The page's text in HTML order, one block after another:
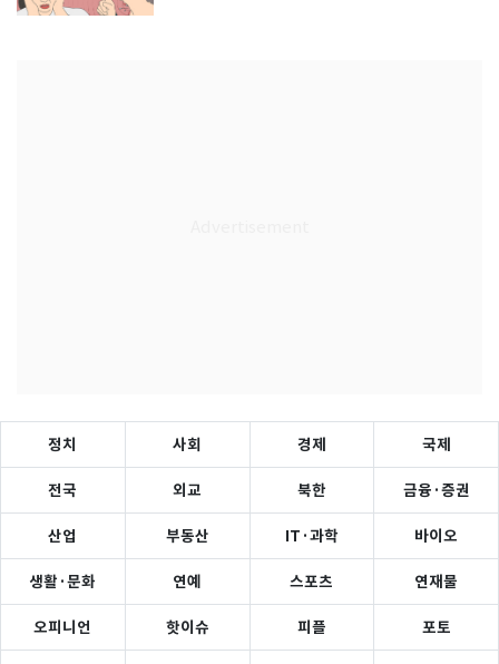
정치 사회 경제 국제
전국 외교 북한 금융·증권
산업 부동산 IT·과학 바이오
생활·문화 연예 스포츠 연재물
오피니언 핫이슈 피플 포토